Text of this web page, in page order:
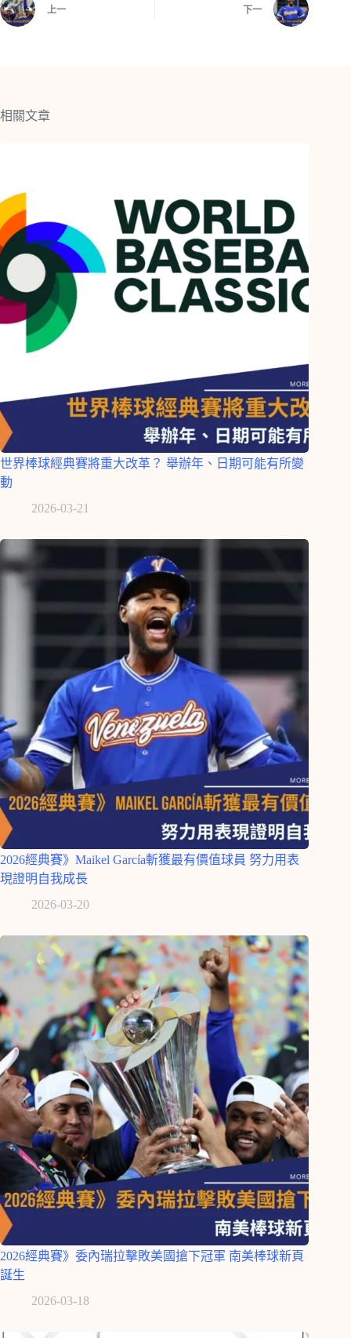
上一 下一
相關文章
世界棒球經典賽將重大改革？ 舉辦年、日期可能有所變
動
2026-03-21
2026經典賽》Maikel García斬獲最有價值球員 努力用表
現證明自我成長
2026-03-20
2026經典賽》委內瑞拉擊敗美國搶下冠軍 南美棒球新頁
誕生
2026-03-18